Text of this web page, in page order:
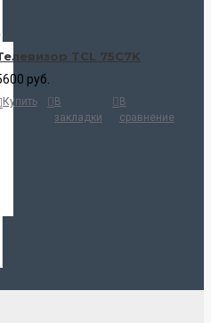
TCL 75C7K
руб.
Купить
В
закладки
В
сравнение